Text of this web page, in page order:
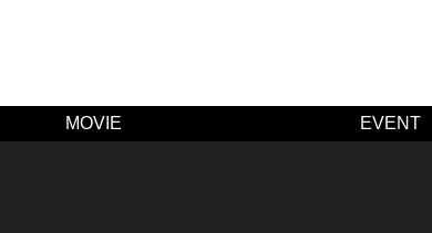
MOVIE EVENT